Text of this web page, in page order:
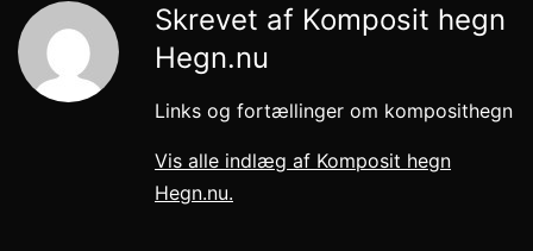
Skrevet af Komposit hegn
Hegn.nu
Links og fortællinger om komposithegn
Vis alle indlæg af Komposit hegn
Hegn.nu.